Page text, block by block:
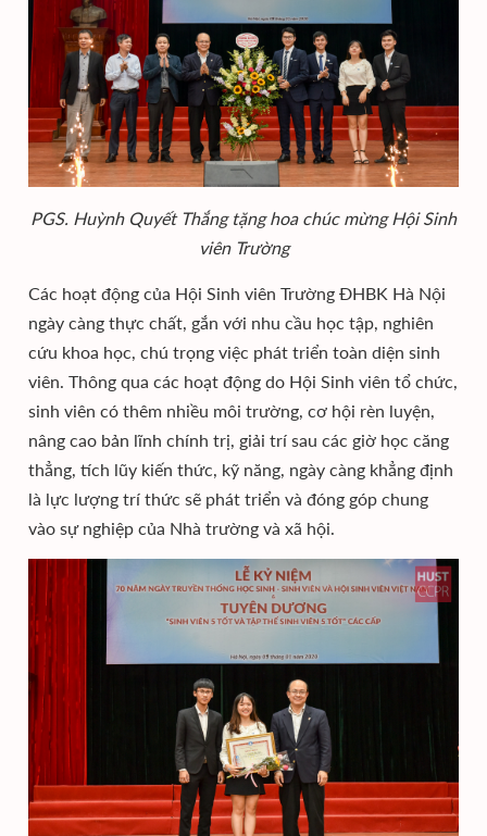
PGS. Huỳnh Quyết Thắng tặng hoa chúc mừng Hội Sinh
viên Trường
Các hoạt động của Hội Sinh viên Trường ĐHBK Hà Nội
ngày càng thực chất, gắn với nhu cầu học tập, nghiên
cứu khoa học, chú trọng việc phát triển toàn diện sinh
viên. Thông qua các hoạt động do Hội Sinh viên tổ chức,
sinh viên có thêm nhiều môi trường, cơ hội rèn luyện,
nâng cao bản lĩnh chính trị, giải trí sau các giờ học căng
thẳng, tích lũy kiến thức, kỹ năng, ngày càng khẳng định
là lực lượng trí thức sẽ phát triển và đóng góp chung
vào sự nghiệp của Nhà trường và xã hội.